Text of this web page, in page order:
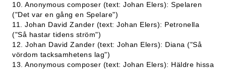
10. Anonymous composer (text: Johan Elers): Spelaren
("Det var en gång en Spelare")
11. Johan David Zander (text: Johan Elers): Petronella
("Så hastar tidens ström")
12. Johan David Zander (text: Johan Elers): Diana ("Så
vördom tacksamhetens lag")
13. Anonymous composer (text: Johan Elers): Häldre hissa